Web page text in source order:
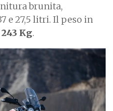
brunita,
e 27,5 litri. Il peso in
243 Kg.